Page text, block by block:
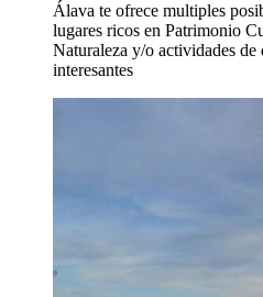
Álava te ofrece multiples
lugares ricos en Patrimonio
Naturaleza y/o actividades
interesantes